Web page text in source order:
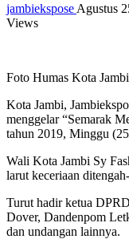
jambiekspose Agustus
Views
Foto Humas Kota Jambi
Kota Jambi,
menggelar “Semarak
tahun 2019, Minggu
Wali Kota Jambi Sy
larut keceriaan
Turut hadir ketua
Dover, Dandenpom
dan undangan lainnya.